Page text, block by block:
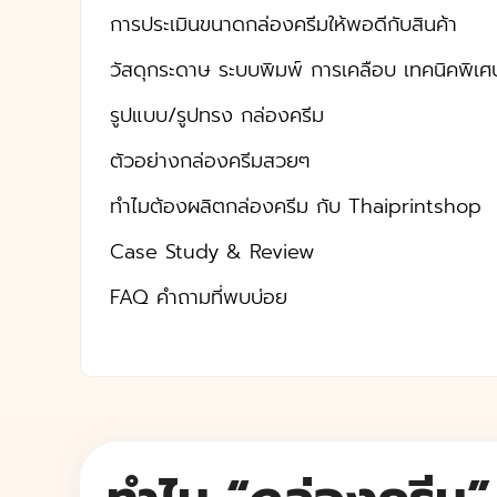
การประเมินขนาดกล่องครีมให้พอดีกับสินค้า
วัสดุกระดาษ ระบบพิมพ์ การเคลือบ เทคนิคพิเ
รูปแบบ/รูปทรง กล่องครีม
ตัวอย่างกล่องครีมสวยๆ
ทำไมต้องผลิตกล่องครีม กับ Thaiprintshop
Case Study & Review
FAQ คำถามที่พบบ่อย